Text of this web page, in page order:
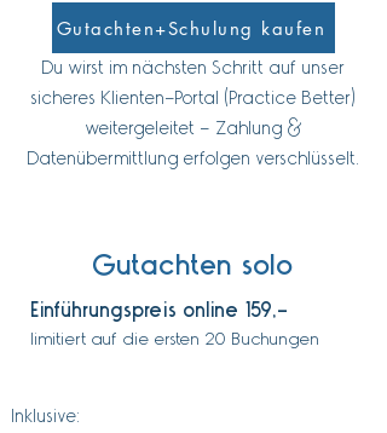
Gutachten+Schulung kaufen
Du wirst im nächsten Schritt auf unser
sicheres Klienten-Portal (Practice Better)
weitergeleitet – Zahlung &
Datenübermittlung erfolgen verschlüsselt.
Gutachten solo
Einführungspreis online 159,-
limitiert auf die ersten 20 Buchungen
Inklusive: